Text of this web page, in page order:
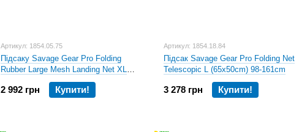
Артикул: 1854.05.75
Підсаку Savage Gear Pro Folding
Rubber Large Mesh Landing Net XL
2 992 грн Купити!
Артикул: 1854.18.84
Підсак Savage Gear Pro Folding Net
Telescopic L (65x50cm) 98-161cm
3 278 грн Купити!